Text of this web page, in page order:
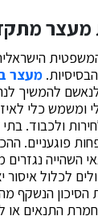
מעצר
הישראלית
מעצר
להמשיך
ומשמש כלי
ולכבוד.
פוגעניים.
השהייה
לכלול
הנשקף
התנאים